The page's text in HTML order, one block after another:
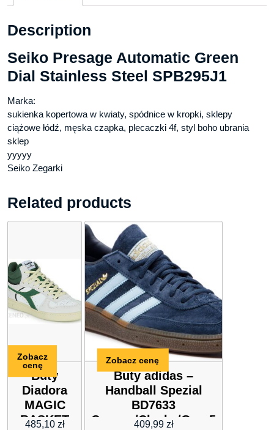
Description
Seiko Presage Automatic Green
Dial Stainless Steel SPB295J1
Marka:
sukienka kopertowa w kwiaty, spódnice w kropki, sklepy
ciążowe łódź, męska czapka, plecaczki 4f, styl boho ubrania
sklep
yyyyy
Seiko Zegarki
Related products
Buty
Diadora
MAGIC
BASKET
485,10 zł
Zobacz
cenę
Buty adidas –
Handball Spezial
BD7633
Conavy/Clesky/Gum5
409,99 zł
Zobacz cenę